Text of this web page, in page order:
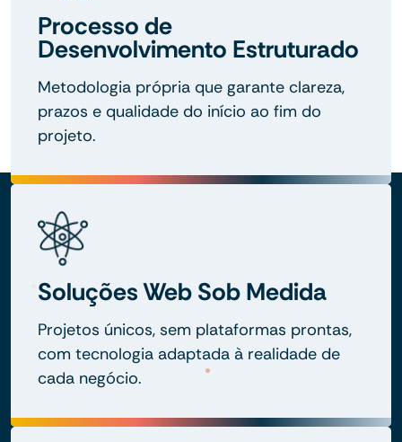
Processo de
Desenvolvimento Estruturado
Metodologia própria que garante clareza,
prazos e qualidade do início ao fim do
projeto.
Soluções Web Sob Medida
Projetos únicos, sem plataformas prontas,
com tecnologia adaptada à realidade de
cada negócio.